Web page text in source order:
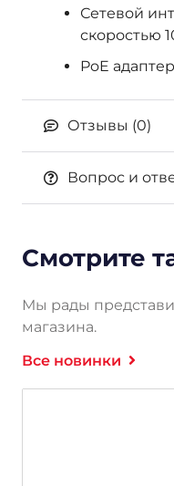
Сетевой
скоростью
PoE
Отзывы (0)
Вопрос и
Смотрите
Мы рады
магазина.
Все новинки